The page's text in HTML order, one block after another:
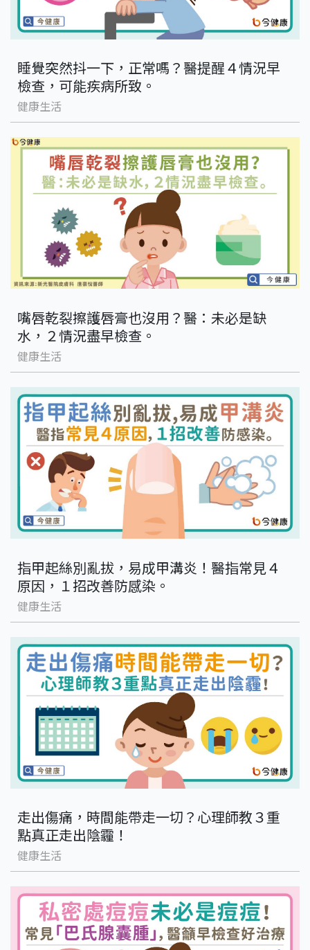
睡覺突然抖一下，正常嗎？醫提醒４情況早
檢查，可能疾病所致。
健康生活
嘴唇乾裂擦護唇膏也沒用？醫：未必是缺
水，２情況盡早檢查。
健康生活
指甲起絲別亂拔，易成甲溝炎！醫指常見４
原因，１招改善防感染。
健康生活
走出傷痛，時間能帶走一切？心理師教３重
點真正走出陰霾！
健康生活